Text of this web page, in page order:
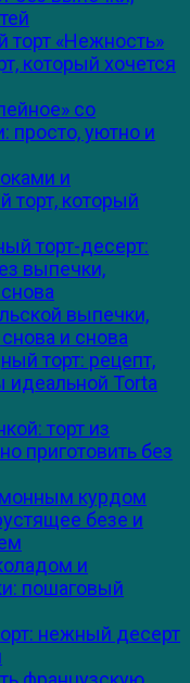
«Нежность»
который хочется
со
просто, уютно и
и
торт, который
торт-десерт:
выпечки,
выпечки,
и снова
торт: рецепт,
идеальной Torta
торт из
приготовить без
курдом
безе и
и
пошаговый
нежный десерт